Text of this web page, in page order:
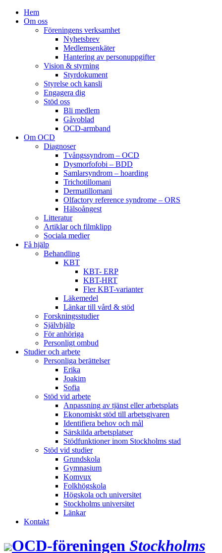
Hem
Om oss
Föreningens verksamhet
Nyhetsbrev
Medlemsenkäter
Hantering av personuppgifter
Vision & styrning
Styrdokument
Styrelse och kansli
Engagera dig
Stöd oss
Bli medlem
Gåvoblad
OCD-armband
Om OCD
Diagnoser
Tvångssyndrom – OCD
Dysmorfofobi – BDD
Samlarsyndrom – hoarding
Trichotillomani
Dermatillomani
Olfactory reference syndrome – ORS
Hälsoångest
Litteratur
Artiklar och filmklipp
Sociala medier
Få hjälp
Behandling
KBT
KBT- ERP
KBT-HRT
Fler KBT-varianter
Läkemedel
Länkar till vård & stöd
Forskningsstudier
Självhjälp
För anhöriga
Personligt ombud
Studier och arbete
Personliga berättelser
Erika
Joakim
Sofia
Stöd vid arbete
Anpassning av tjänst eller arbetsplats
Ekonomiskt stöd till arbetsgivaren
Identifiera behov och mål
Särskilda arbetsplatser
Stödfunktioner inom Stockholms stad
Stöd vid studier
Grundskola
Gymnasium
Komvux
Folkhögskola
Högskola och universitet
Stockholms universitet
Länkar
Kontakt
OCD‑föreningen Stockholms